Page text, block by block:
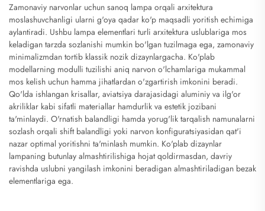
Zamonaviy narvonlar uchun sanoq lampa orqali arxitektura
moslashuvchanligi ularni g'oya qadar ko'p maqsadli yoritish echimiga
aylantiradi. Ushbu lampa elementlari turli arxitektura uslublariga mos
keladigan tarzda sozlanishi mumkin bo'lgan tuzilmaga ega, zamonaviy
minimalizmdan tortib klassik nozik dizaynlargacha. Ko'plab
modellarning modulli tuzilishi aniq narvon o'lchamlariga mukammal
mos kelish uchun hamma jihatlardan o'zgartirish imkonini beradi.
Qo'lda ishlangan krisallar, aviatsiya darajasidagi aluminiy va ilg'or
akriliklar kabi sifatli materiallar hamdurlik va estetik jozibani
ta'minlaydi. O'rnatish balandligi hamda yorug'lik tarqalish namunalarni
sozlash orqali shift balandligi yoki narvon konfiguratsiyasidan qat'i
nazar optimal yoritishni ta'minlash mumkin. Ko'plab dizaynlar
lampaning butunlay almashtirilishiga hojat qoldirmasdan, davriy
ravishda uslubni yangilash imkonini beradigan almashtiriladigan bezak
elementlariga ega.